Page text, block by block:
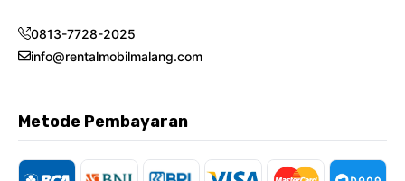
0813-7728-2025
info@rentalmobilmalang.com
Metode Pembayaran